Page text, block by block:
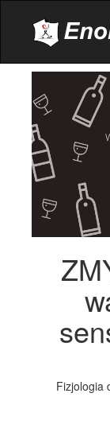
Fizjologia